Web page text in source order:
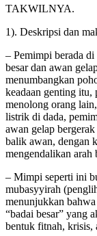
TAKWILNYA.
1). Deskripsi dan
– Pemimpi berada
besar dan awan
menumbangkan
keadaan genting itu,
menolong orang
listrik di dada,
awan gelap
balik awan, dengan
mengendalikan arah
– Mimpi seperti ini
mubasyyirah
menunjukkan
“badai besar” yang
bentuk fitnah, krisis,